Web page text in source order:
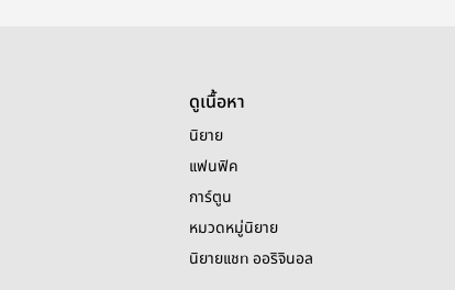
ดูเนื้อหา
นิยาย
แฟนฟิค
การ์ตูน
หมวดหมู่นิยาย
นิยายแชท ออริจินอล